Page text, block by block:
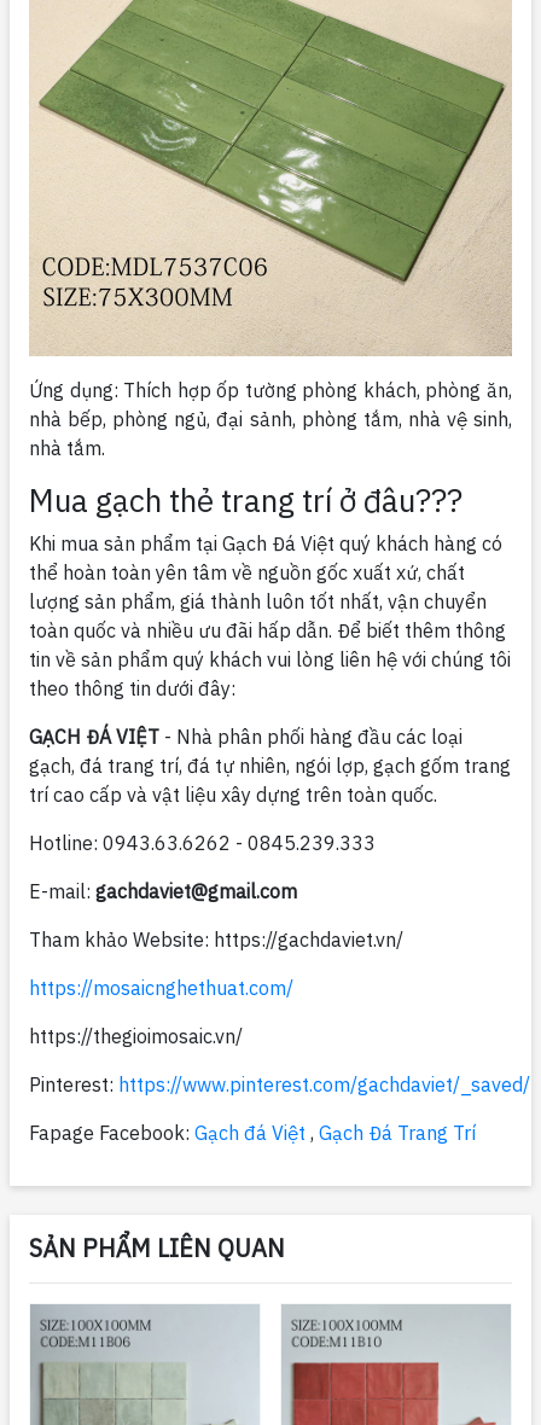
Ứng dụng: Thích hợp ốp tường phòng khách, phòng ăn,
nhà bếp, phòng ngủ, đại sảnh, phòng tắm, nhà vệ sinh,
nhà tắm.
Mua gạch thẻ trang trí ở đâu???
Khi mua sản phẩm tại Gạch Đá Việt quý khách hàng có
thể hoàn toàn yên tâm về nguồn gốc xuất xứ, chất
lượng sản phẩm, giá thành luôn tốt nhất, vận chuyển
toàn quốc và nhiều ưu đãi hấp dẫn. Để biết thêm thông
tin về sản phẩm quý khách vui lòng liên hệ với chúng tôi
theo thông tin dưới đây:
GẠCH ĐÁ VIỆT - Nhà phân phối hàng đầu các loại
gạch, đá trang trí, đá tự nhiên, ngói lợp, gạch gốm trang
trí cao cấp và vật liệu xây dựng trên toàn quốc.
Hotline: 0943.63.6262 - 0845.239.333
E-mail: gachdaviet@gmail.com
Tham khảo Website: https://gachdaviet.vn/
https://mosaicnghethuat.com/
https://thegioimosaic.vn/
Pinterest: https://www.pinterest.com/gachdaviet/_saved/
Fapage Facebook: Gạch đá Việt , Gạch Đá Trang Trí
SẢN PHẨM LIÊN QUAN